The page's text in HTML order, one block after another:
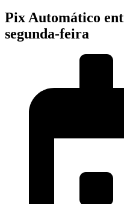
Pix Automático
segunda-feira